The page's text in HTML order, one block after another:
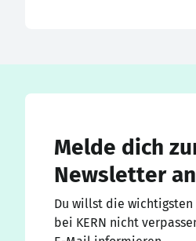
Melde dich
Newsletter an
Du willst die wichtigsten
bei KERN nicht